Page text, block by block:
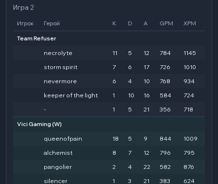
Игра 2
Игрок Герой K D A GPM XPM
Team Refuser
necrolyte
11 5 12 784 1145
storm spirit
7 6 17 726 1010
nevermore
6 4 10 768 934
keeper of the light
1 10 16 584 724
-
1 5 21 356 718
Vici Gaming (W)
queenofpain
18 5 9 844 1009
alchemist
8 7 12 796 795
pangolier
2 4 22 582 876
silencer
1 3 21 383 624